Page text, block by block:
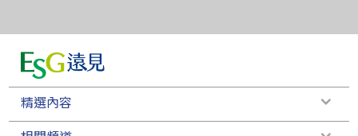
精選內容